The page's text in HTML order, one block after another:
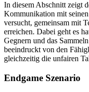
In diesem Abschnitt zeigt
Kommunikation mit
versucht, gemeinsam mit
erreichen. Dabei geht es
Gegnern und das
beeindruckt von den
gleichzeitig die unfairen
Endgame Szenario